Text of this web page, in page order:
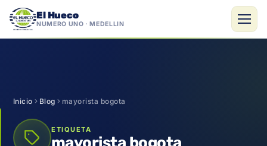
El Hueco
NÚMERO UNO · MEDELLÍN
Inicio Blog mayorista bogota
ETIQUETA